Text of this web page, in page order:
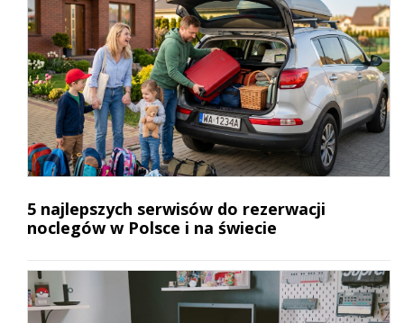
5 najlepszych serwisów do rezerwacji
noclegów w Polsce i na świecie